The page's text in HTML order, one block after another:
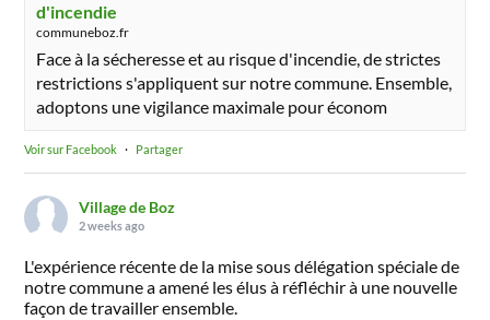
d'incendie
communeboz.fr
Face à la sécheresse et au risque d'incendie, de strictes
restrictions s'appliquent sur notre commune. Ensemble,
adoptons une vigilance maximale pour économ
Voir sur Facebook · Partager
Village de Boz
2 weeks ago
L'expérience récente de la mise sous délégation spéciale de
notre commune a amené les élus à réfléchir à une nouvelle
façon de travailler ensemble.